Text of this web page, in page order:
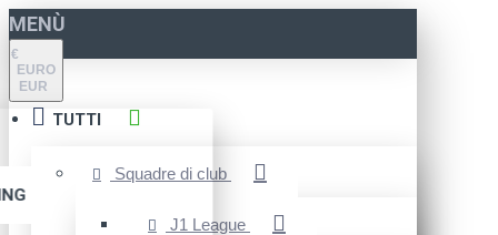
MENÙ
€
EURO
EUR
TUTTI
Squadre di club
J1 League